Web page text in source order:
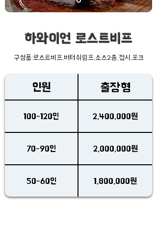
하와이언 로스트비프
구성품:로스트비프,버터쉬림프,소스2종,접시,포크
인원 출장형
100-120인 2,400,000원
70-90인 2,000,000원
50-60인 1,800,000원